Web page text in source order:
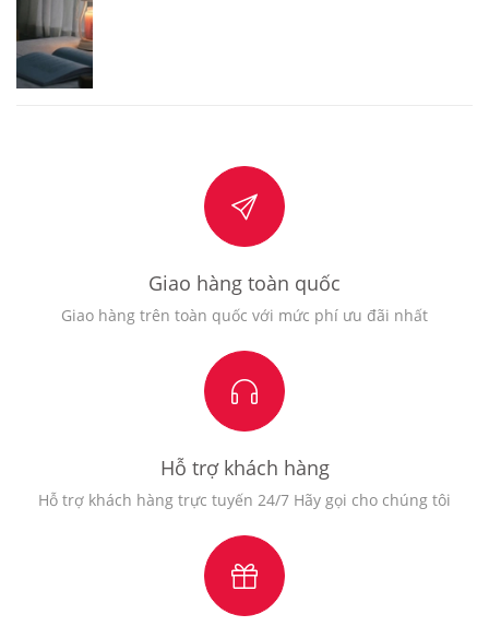
Giao hàng toàn quốc
Giao hàng trên toàn quốc với mức phí ưu đãi nhất
Hỗ trợ khách hàng
Hỗ trợ khách hàng trực tuyến 24/7 Hãy gọi cho chúng tôi